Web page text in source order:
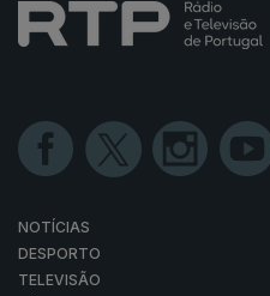
NOTÍCIAS
DESPORTO
TELEVISÃO